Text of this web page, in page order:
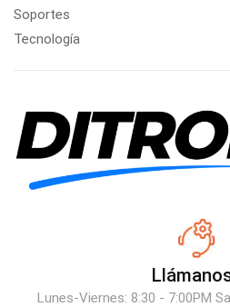
Soportes
Tecnología
Lunes-Viernes: 8:30 - 7:00PM